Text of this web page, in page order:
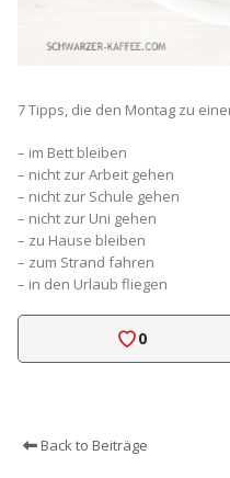
7 Tipps, die den Montag zu
– im Bett bleiben
– nicht zur Arbeit gehen
– nicht zur Schule gehen
– nicht zur Uni gehen
– zu Hause bleiben
– zum Strand fahren
– in den Urlaub fliegen
0
Back to Beiträge